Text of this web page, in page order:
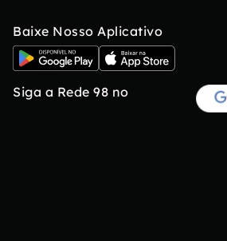
Baixe Nosso Aplicativo
Siga a Rede 98 no